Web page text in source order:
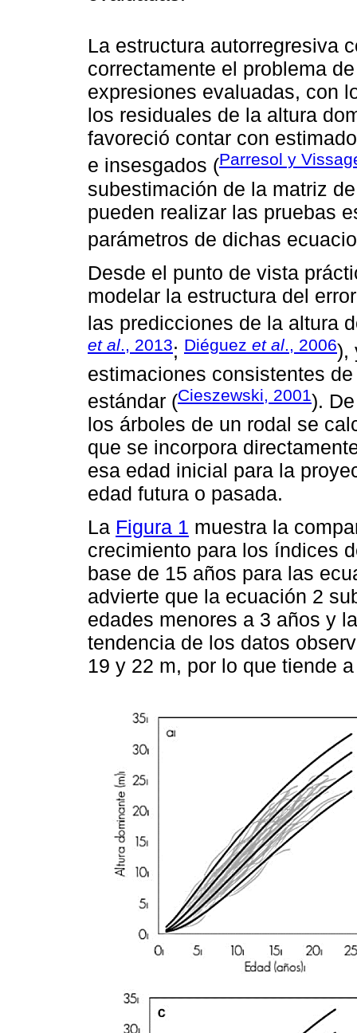
La estructura autorregresiva
correctamente el problema
expresiones evaluadas, con
los residuales de la altura
favoreció contar con
e insesgados (Parresol y
subestimación de la matriz
pueden realizar las pruebas
parámetros de dichas
Desde el punto de vista
modelar la estructura del
las predicciones de la altura
et al ., 2013; Diéguez et al ., 2006),
estimaciones consistentes
estándar (Cieszewski, 2001).
los árboles de un rodal se
que se incorpora
esa edad inicial para la
edad futura o pasada.
La Figura 1 muestra la
crecimiento para los índices
base de 15 años para las
advierte que la ecuación 2
edades menores a 3 años y
tendencia de los datos
19 y 22 m, por lo que tiende